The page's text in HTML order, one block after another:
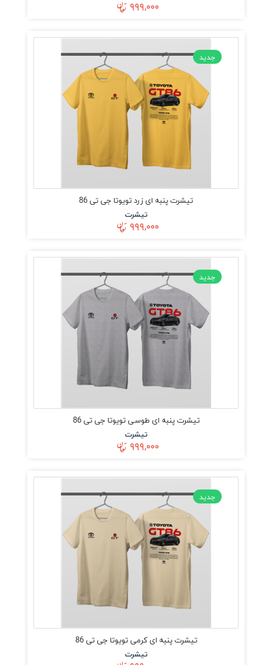
۹۹۹,۰۰۰
جدید
تیشرت پنبه ای زرد تویوتا جی تی 86
تیشرت
۹۹۹,۰۰۰
جدید
تیشرت پنبه ای طوسی تویوتا جی تی 86
تیشرت
۹۹۹,۰۰۰
جدید
تیشرت پنبه ای کرمی تویوتا جی تی 86
تیشرت